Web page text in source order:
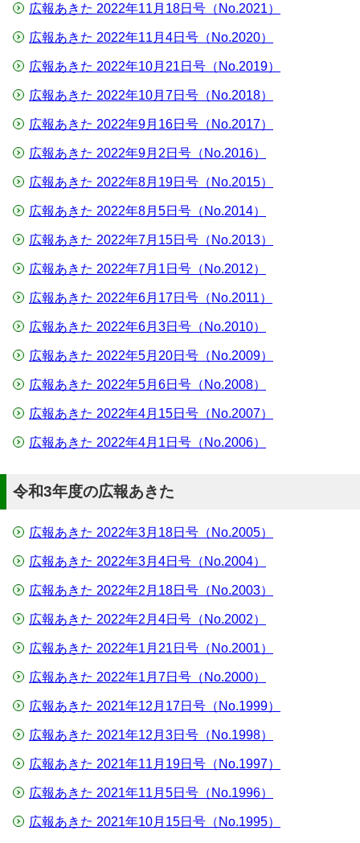
広報あきた 2022年11月18日号（No.2021）
広報あきた 2022年11月4日号（No.2020）
広報あきた 2022年10月21日号（No.2019）
広報あきた 2022年10月7日号（No.2018）
広報あきた 2022年9月16日号（No.2017）
広報あきた 2022年9月2日号（No.2016）
広報あきた 2022年8月19日号（No.2015）
広報あきた 2022年8月5日号（No.2014）
広報あきた 2022年7月15日号（No.2013）
広報あきた 2022年7月1日号（No.2012）
広報あきた 2022年6月17日号（No.2011）
広報あきた 2022年6月3日号（No.2010）
広報あきた 2022年5月20日号（No.2009）
広報あきた 2022年5月6日号（No.2008）
広報あきた 2022年4月15日号（No.2007）
広報あきた 2022年4月1日号（No.2006）
令和3年度の広報あきた
広報あきた 2022年3月18日号（No.2005）
広報あきた 2022年3月4日号（No.2004）
広報あきた 2022年2月18日号（No.2003）
広報あきた 2022年2月4日号（No.2002）
広報あきた 2022年1月21日号（No.2001）
広報あきた 2022年1月7日号（No.2000）
広報あきた 2021年12月17日号（No.1999）
広報あきた 2021年12月3日号（No.1998）
広報あきた 2021年11月19日号（No.1997）
広報あきた 2021年11月5日号（No.1996）
広報あきた 2021年10月15日号（No.1995）